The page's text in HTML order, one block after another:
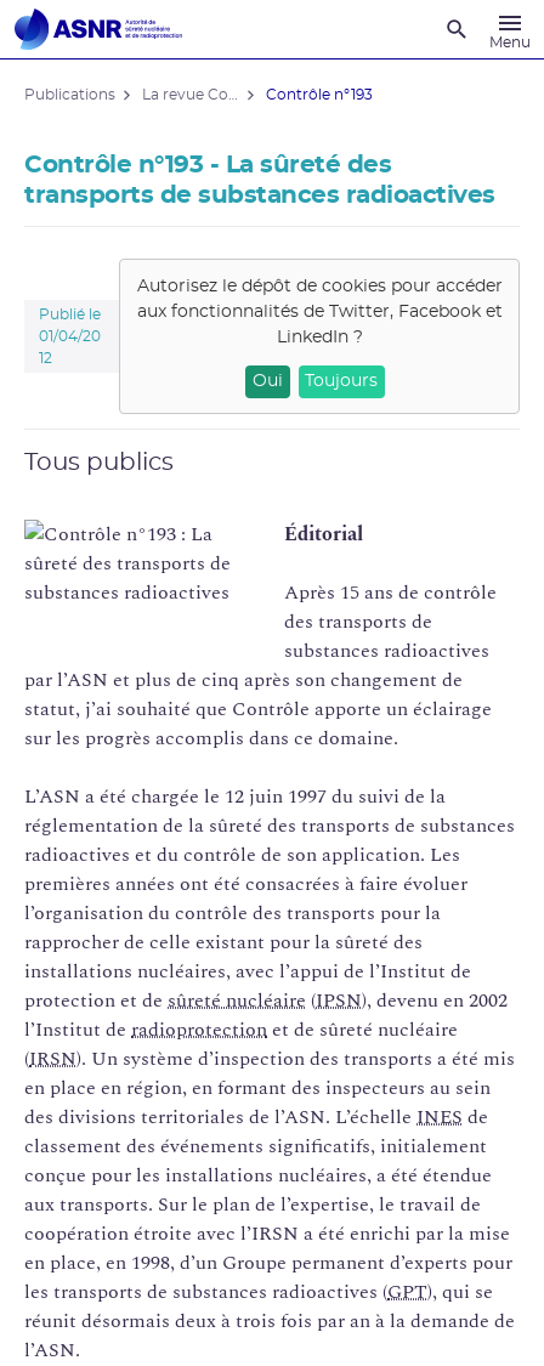
Menu
Publications Contrôle n°193
Contrôle n°193 - La sûreté des
transports de substances radioactives
Publié le
01/04/20
12
Autorisez le dépôt de cookies pour accéder
aux fonctionnalités de Twitter, Facebook et
LinkedIn?
Oui Toujours
Tous publics
Éditorial
Après 15 ans de contrôle
des transports de
substances radioactives
par l’ASN et plus de cinq après son changement de
statut, j’ai souhaité que Contrôle apporte un éclairage
sur les progrès accomplis dans ce domaine.
L’ASN a été chargée le 12 juin 1997 du suivi de la
réglementation de la sûreté des transports de substances
radioactives et du contrôle de son application. Les
premières années ont été consacrées à faire évoluer
l’organisation du contrôle des transports pour la
rapprocher de celle existant pour la sûreté des
installations nucléaires, avec l’appui de l’Institut de
protection et de sûreté nucléaire (IPSN), devenu en 2002
l’Institut de radioprotectionet de sûreté nucléaire
(IRSN). Un système d’inspection des transports a été mis
en place en région, en formant des inspecteurs au sein
des divisions territoriales de l’ASN. L’échelle INES de
classement des événements significatifs, initialement
conçue pour les installations nucléaires, a été étendue
aux transports. Sur le plan de l’expertise, le travail de
coopération étroite avec l’IRSN a été enrichi par la mise
en place, en 1998, d’un Groupe permanent d’experts pour
les transports de substances radioactives (GPT), qui se
réunit désormais deux à trois fois par an à la demande de
l’ASN.